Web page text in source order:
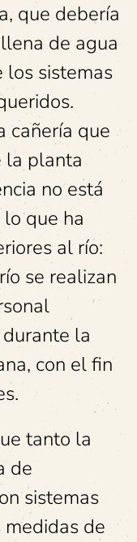
que debería
de agua
los sistemas
cañería que
la planta
no está
que ha
al río:
se realizan
la
con el fin
tanto la
de
sistemas
de